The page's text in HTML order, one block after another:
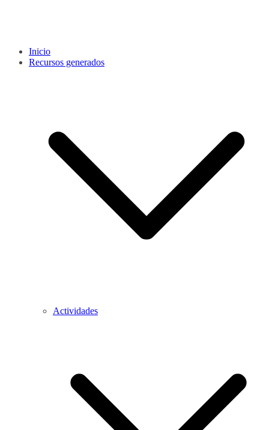
Inicio
Recursos generados
Actividades